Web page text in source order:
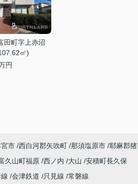
田町字上赤沼
㎡)
円
市 西白河郡矢吹町 那須塩原市 耶麻郡
久山町福原 西ノ内 大山 安積町長久保
会津鉄道 只見線 常磐線